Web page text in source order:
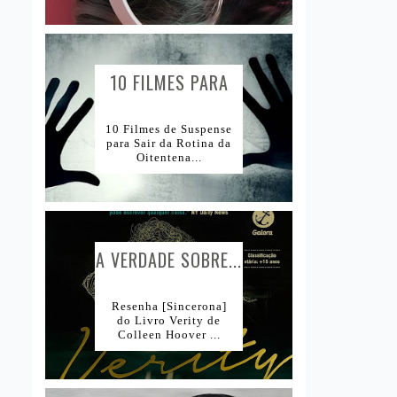
10 FILMES PARA
10 Filmes de Suspense
para Sair da Rotina da
Oitentena...
A VERDADE SOBRE...
Resenha [Sincerona]
do Livro Verity de
Colleen Hoover ...